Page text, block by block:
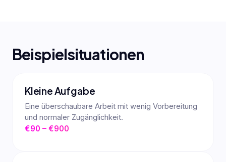
Beispielsituationen
Kleine Aufgabe
Eine überschaubare Arbeit mit wenig Vorbereitung
und normaler Zugänglichkeit.
€90 – €900